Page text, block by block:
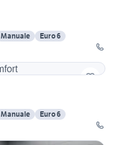
Manuale
Euro 6
Manuale
Euro 6